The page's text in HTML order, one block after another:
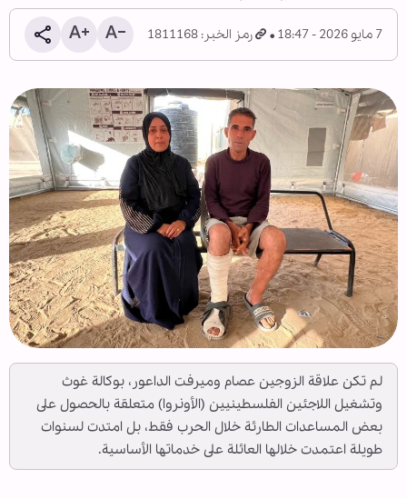
7 مايو 2026 - 18:47 رمز الخبر: 1811168
لم تكن علاقة الزوجين عصام وميرفت الداعور، بوكالة غوث
وتشغيل اللاجئين الفلسطينيين (الأونروا) متعلقة بالحصول على
بعض المساعدات الطارئة خلال الحرب فقط، بل امتدت لسنوات
طويلة اعتمدت خلالها العائلة على خدماتها الأساسية.